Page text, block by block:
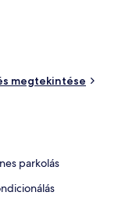
megtekintése
parkolás